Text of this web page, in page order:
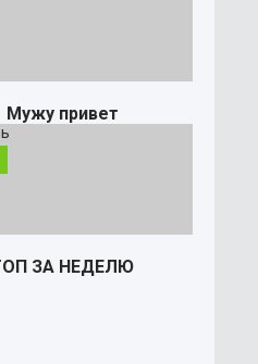
Мужу привет
ЗА НЕДЕЛЮ